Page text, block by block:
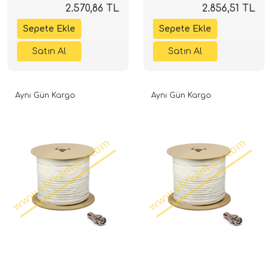
2.570,86 TL
2.856,51 TL
Aynı Gün Kargo Aynı Gün Kargo